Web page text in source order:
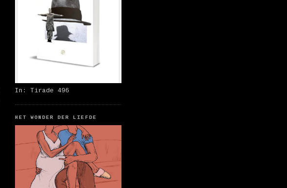
In: Tirade 496
HET WONDER DER LIEFDE